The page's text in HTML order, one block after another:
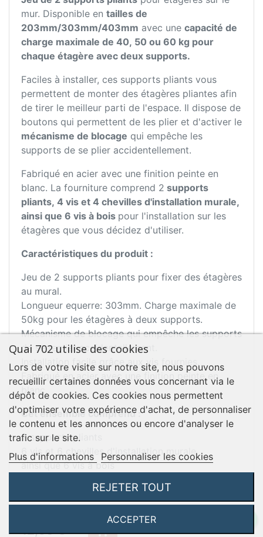
mur. Disponible en tailles de
203mm/303mm/403mm avec une capacité de
charge maximale de 40, 50 ou 60 kg pour
chaque étagère avec deux supports.
Faciles à installer, ces supports pliants vous
permettent de monter des étagères pliantes afin
de tirer le meilleur parti de l'espace. Il dispose de
boutons qui permettent de les plier et d'activer le
mécanisme de blocage qui empêche les
supports de se plier accidentellement.
Fabriqué en acier avec une finition peinte en
blanc. La fourniture comprend 2 supports
pliants, 4 vis et 4 chevilles d'installation murale,
ainsi que 6 vis à bois pour l'installation sur les
étagères que vous décidez d'utiliser.
Caractéristiques du produit :
Jeu de 2 supports pliants pour fixer des étagères
au mural.
Longueur equerre: 303mm. Charge maximale de
50kg pour les étagères à deux supports.
Mécanisme de blocage qui empêche les supports
de se replier accidentellement.
Installation facile grâce aux vis fournies.
Fabriqué en acier avec une finition peinte en
blanc.
Cet ensemble comprend :
2 supports pliants
6 vis et 6 chevilles d'installation murale
ainsi que 6 vis à bois
12,90 € 
Quai 702 utilise des cookies
Lors de votre visite sur notre site, nous pouvons
recueillir certaines données vous concernant via le
dépôt de cookies. Ces cookies nous permettent
d'optimiser votre expérience d'achat, de personnaliser
le contenu et les annonces ou encore d'analyser le
trafic sur le site.
Plus d'informations
Personnaliser les cookies
REJETER TOUT
ACCEPTER